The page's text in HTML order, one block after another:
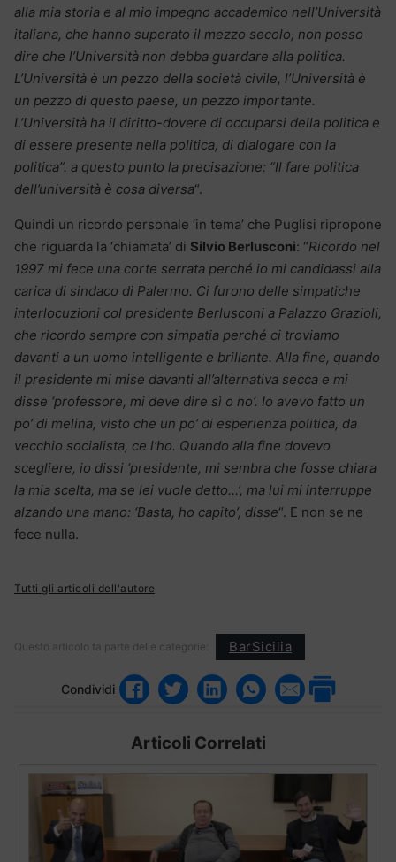
alla mia storia e al mio impegno accademico nell’Università
italiana, che hanno superato il mezzo secolo, non posso
dire che l’Università non debba guardare alla politica.
L’Università è un pezzo della società civile, l’Università è
un pezzo di questo paese, un pezzo importante.
L’Università ha il diritto-dovere di occuparsi della politica e
di essere presente nella politica, di dialogare con la
politica”. a questo punto la precisazione: “Il fare politica
dell’università è cosa diversa“.
Quindi un ricordo personale ‘in tema’ che Puglisi ripropone
che riguarda la ‘chiamata’ di Silvio Berlusconi: “Ricordo nel
1997 mi fece una corte serrata perché io mi candidassi alla
carica di sindaco di Palermo. Ci furono delle simpatiche
interlocuzioni col presidente Berlusconi a Palazzo Grazioli,
che ricordo sempre con simpatia perché ci troviamo
davanti a un uomo intelligente e brillante. Alla fine, quando
il presidente mi mise davanti all’alternativa secca e mi
disse ‘professore, mi deve dire sì o no’. Io avevo fatto un
po’ di melina, visto che un po’ di esperienza politica, da
vecchio socialista, ce l’ho. Quando alla fine dovevo
scegliere, io dissi ‘presidente, mi sembra che fosse chiara
la mia scelta, ma se lei vuole detto…’, ma lui mi interruppe
alzando una mano: ‘Basta, ho capito’, disse“. E non se ne
fece nulla.
Tutti gli articoli dell'autore
Questo articolo fa parte delle categorie: BarSicilia
Condividi
Articoli Correlati